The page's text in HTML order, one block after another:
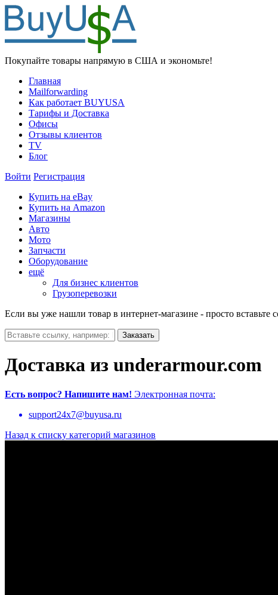
Покупайте товары напрямую в США и экономьте!
Главная
Mailforwarding
Как работает BUYUSA
Тарифы и Доставка
Офисы
Отзывы клиентов
TV
Блог
Войти Регистрация
Купить на eBay
Купить на Amazon
Магазины
Авто
Мото
Запчасти
Оборудование
ещё
Для бизнес клиентов
Грузоперевозки
Если вы уже нашли товар в интернет-магазине - просто вставьте
Доставка из underarmour.com
Есть вопрос? Напишите нам! Электронная почта:
support24x7@buyusa.ru
Назад к списку категорий магазинов